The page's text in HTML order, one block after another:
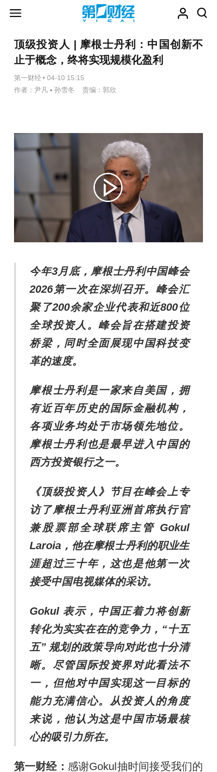
顶级投资人 | 摩根士丹利：中国创新不
止于概念，终将实现规模化盈利
第一财经 • 04-10 15:15
作者：尹凡 ▪ 孙雪冬 责编：郭欣
今年3月底，摩根士丹利中国峰会
2026第一次在深圳召开。峰会汇
聚了200余家企业代表和近800位
全球投资人。峰会旨在搭建投资
桥梁，同时全面展现中国科技变
革的速度。
摩根士丹利是一家来自美国，拥
有近百年历史的国际金融机构，
各项业务均处于市场领先地位。
摩根士丹利也是最早进入中国的
西方投资银行之一。
《顶级投资人 》 节目在峰会上专
访了摩根士丹利亚洲首席执行官
兼股票部全球联席主管 Gokul
Laroia ，他在摩根士丹利的职业生
涯超过三十年，这也是他第一次
接受中国电视媒体的采访。
Gokul 表示，中国正着力将创新
转化为实实在在的竞争力， “十五
五” 规划的政策导向对此也十分清
晰。尽管国际投资界对此看法不
一，但他对中国实现这一目标的
能力充满信心。 从投资人的角度
来说 ， 他认为这是中国市场最核
心的吸引力所在。
第一财经： 感谢Gokul抽时间接受我们的